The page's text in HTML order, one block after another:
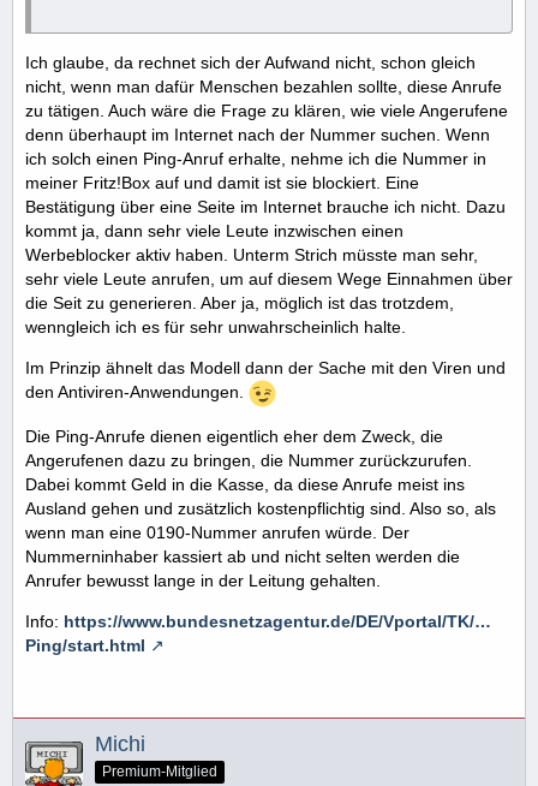
Ich glaube, da rechnet sich der Aufwand nicht, schon gleich
nicht, wenn man dafür Menschen bezahlen sollte, diese Anrufe
zu tätigen. Auch wäre die Frage zu klären, wie viele Angerufene
denn überhaupt im Internet nach der Nummer suchen. Wenn
ich solch einen Ping-Anruf erhalte, nehme ich die Nummer in
meiner Fritz!Box auf und damit ist sie blockiert. Eine
Bestätigung über eine Seite im Internet brauche ich nicht. Dazu
kommt ja, dann sehr viele Leute inzwischen einen
Werbeblocker aktiv haben. Unterm Strich müsste man sehr,
sehr viele Leute anrufen, um auf diesem Wege Einnahmen über
die Seit zu generieren. Aber ja, möglich ist das trotzdem,
wenngleich ich es für sehr unwahrscheinlich halte.
Im Prinzip ähnelt das Modell dann der Sache mit den Viren und
den Antiviren-Anwendungen.
Die Ping-Anrufe dienen eigentlich eher dem Zweck, die
Angerufenen dazu zu bringen, die Nummer zurückzurufen.
Dabei kommt Geld in die Kasse, da diese Anrufe meist ins
Ausland gehen und zusätzlich kostenpflichtig sind. Also so, als
wenn man eine 0190-Nummer anrufen würde. Der
Nummerninhaber kassiert ab und nicht selten werden die
Anrufer bewusst lange in der Leitung gehalten.
Info: https://www.bundesnetzagentur.de/DE/Vportal/TK/…
Ping/start.html
Michi
Premium-Mitglied